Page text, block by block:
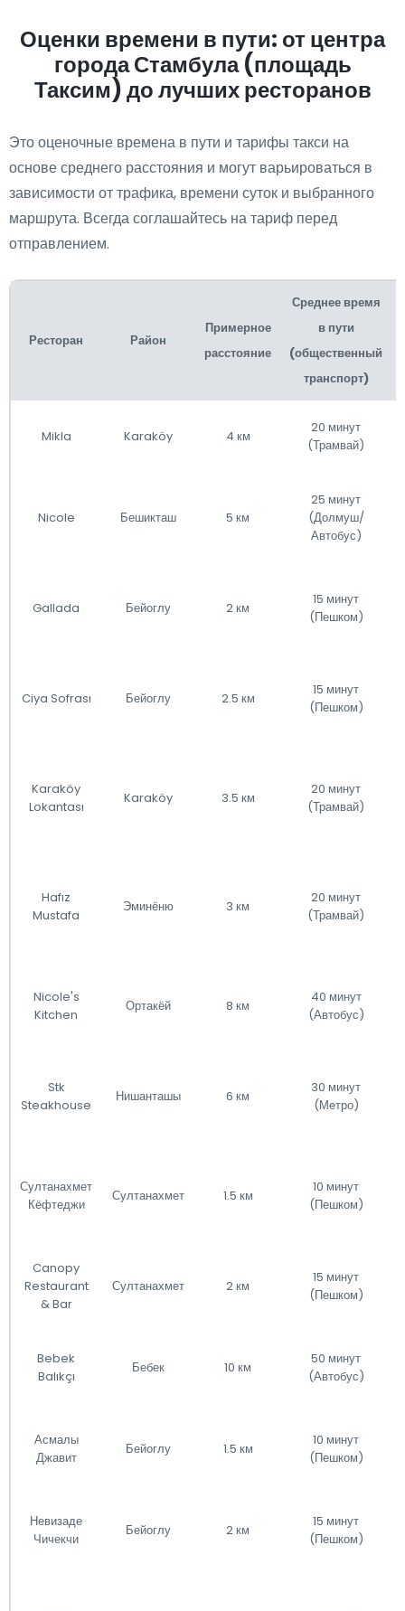
Оценки времени в пути: от центра
города Стамбула (площадь
Таксим) до лучших ресторанов
Это оценочные времена в пути и тарифы такси на
основе среднего расстояния и могут варьироваться в
зависимости от трафика, времени суток и выбранного
маршрута. Всегда соглашайтесь на тариф перед
отправлением.
Ресторан Район
Примерное
расстояние
Среднее время
в пути
(общественный
транспорт)
Mikla Karaköy 4 км
20 минут
(Трамвай)
Nicole Бешикташ 5 км
25 минут
(Долмуш/
Автобус)
Gallada Бейоглу 2 км
15 минут
(Пешком)
Ciya Sofrası Бейоглу 2.5 км
15 минут
(Пешком)
Karaköy
Lokantası
Karaköy 3.5 км
20 минут
(Трамвай)
Hafız
Mustafa
Эминёню 3 км
20 минут
(Трамвай)
Nicole's
Kitchen
Ортакёй 8 км
40 минут
(Автобус)
Stk
Steakhouse
Нишанташы 6 км
30 минут
(Метро)
Султанахмет
Кёфтеджи
Султанахмет 1.5 км
10 минут
(Пешком)
Canopy
Restaurant
& Bar
Султанахмет 2 км
15 минут
(Пешком)
Bebek
Balıkçı
Бебек 10 км
50 минут
(Автобус)
Асмалы
Джавит
Бейоглу 1.5 км
10 минут
(Пешком)
Невизаде
Чичекчи
Бейоглу 2 км
15 минут
(Пешком)